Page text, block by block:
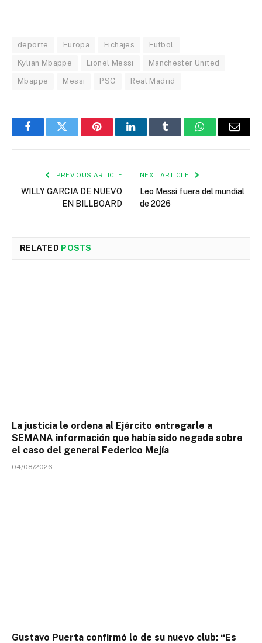
deporte Europa Fichajes Futbol
Kylian Mbappe Lionel Messi Manchester United
Mbappe Messi PSG Real Madrid
FacebookTwitter PinterestLinkedInTumblr WhatsAppEmail
PREVIOUS ARTICLE
WILLY GARCIA DE NUEVO
EN BILLBOARD
NEXT ARTICLE
Leo Messi fuera del mundial
de 2026
RELATED POSTS
La justicia le ordena al Ejército entregarle a
SEMANA información que había sido negada sobre
el caso del general Federico Mejía
04/08/2026
Gustavo Puerta confirmó lo de su nuevo club: “Es